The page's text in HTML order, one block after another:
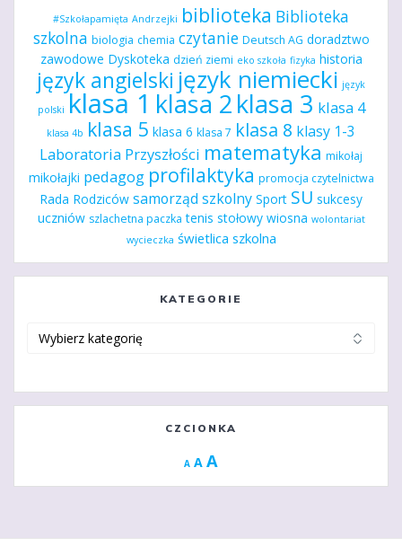
#Szkołapamięta Andrzejki biblioteka Biblioteka
szkolna biologia chemia czytanie Deutsch AG doradztwo
zawodowe Dyskoteka dzień ziemi eko szkoła fizyka historia
język angielski język niemiecki język
polski klasa 1 klasa 2klasa 3 klasa 4
klasa 4b klasa 5 klasa 6 klasa 7 klasa 8 klasy 1-3
Laboratoria Przyszłości matematyka mikołaj
mikołajki pedagog profilaktyka promocja czytelnictwa
Rada Rodziców samorząd szkolny Sport SU sukcesy
uczniów szlachetna paczka tenis stołowy wiosna wolontariat
wycieczka świetlica szkolna
KATEGORIE
CZCIONKA
A Decrease
A Reset
A